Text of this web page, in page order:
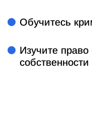
Обучитесь
Изучите право
собственности